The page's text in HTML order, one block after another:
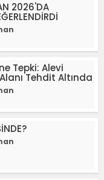
2026'DA
Tepki: Alevi
Tehdit Altında